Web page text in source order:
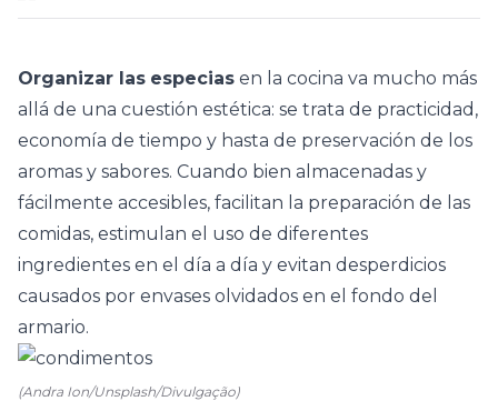
Organizar las especias en la cocina va mucho más
allá de una cuestión estética: se trata de practicidad,
economía de tiempo y hasta de preservación de los
aromas y sabores. Cuando bien almacenadas y
fácilmente accesibles, facilitan la preparación de las
comidas, estimulan el uso de diferentes
ingredientes en el día a día y evitan desperdicios
causados por envases olvidados en el fondo del
armario.
(Andra Ion/Unsplash/Divulgação)